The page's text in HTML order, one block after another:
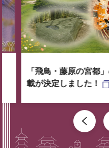
「飛鳥・藤原の宮都
載が決定しました！